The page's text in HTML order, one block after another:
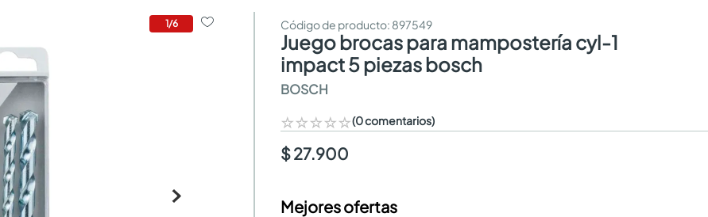
1/6 : 897549
juego brocas para mampostería cyl-1
impact 5 piezas bosch
BOSCH
☆☆☆☆☆(0 comentarios)
$ 27.900
Mejores ofertas
armarios closet
comedores
neveras